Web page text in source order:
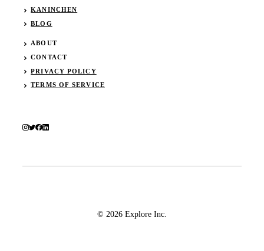
KANINCHEN
BLOG
ABOUT
CONTACT
PRIVACY POLICY
TERMS OF SERVICE
© 2026 Explore Inc.